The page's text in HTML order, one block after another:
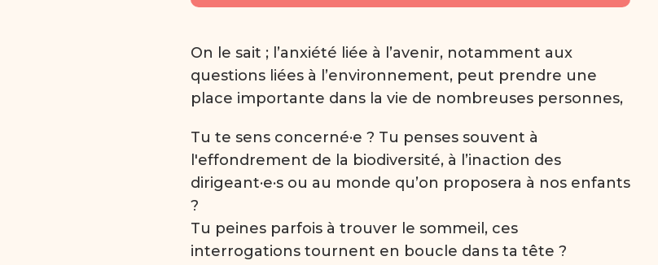
On le sait ; l’anxiété liée à l’avenir, notamment aux
questions liées à l’environnement, peut prendre une
place importante dans la vie de nombreuses personnes,
Tu te sens concerné·e ? Tu penses souvent à
l'effondrement de la biodiversité, à l’inaction des
dirigeant·e·s ou au monde qu’on proposera à nos enfants
?
Tu peines parfois à trouver le sommeil, ces
interrogations tournent en boucle dans ta tête ?